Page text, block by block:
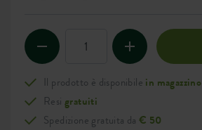
Il prodotto è disponibile in magazzino
Resi gratuiti
Spedizione gratuita da€ 50